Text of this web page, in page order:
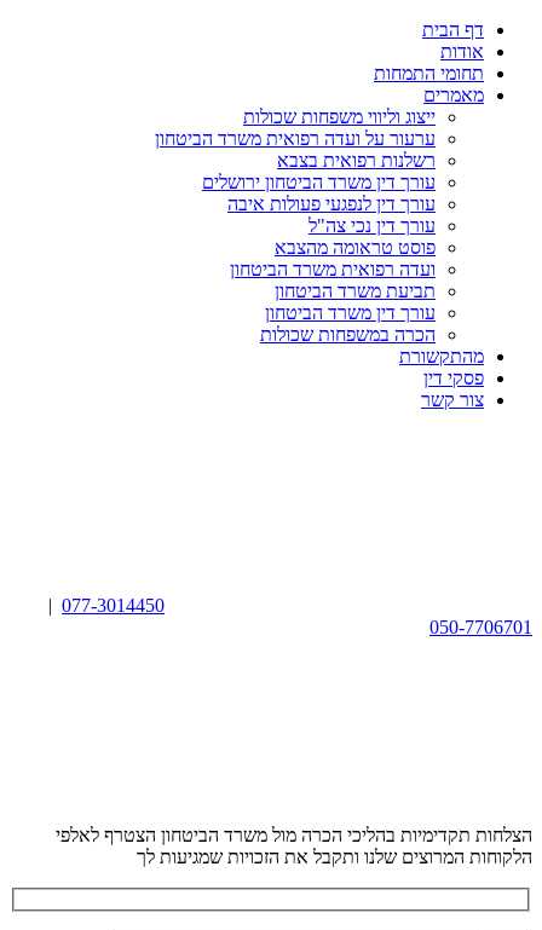
דף הבית
אודות
תחומי התמחות
מאמרים
ייצוג וליווי משפחות שכולות
ערעור על ועדה רפואית משרד הביטחון
רשלנות רפואית בצבא
עורך דין משרד הביטחון ירושלים
עורך דין לנפגעי פעולות איבה
עורך דין נכי צה"ל
פוסט טראומה מהצבא
ועדה רפואית משרד הביטחון
תביעת משרד הביטחון
עורך דין משרד הביטחון
הכרה במשפחות שכולות
מהתקשורת
פסקי דין
צור קשר
077-3014450
|
050-7706701
הצלחות תקדימיות בהליכי הכרה מול משרד הביטחון הצטרף לאלפי
הלקוחות המרוצים שלנו ותקבל את הזכויות שמגיעות לך